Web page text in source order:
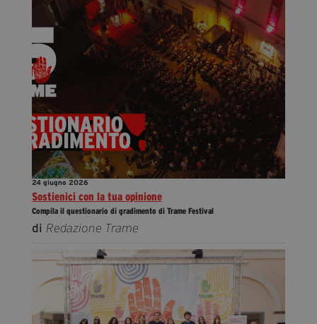
24 giugno 2026
Sostienici con la tua opinione
Compila il questionario di gradimento di Trame Festival
di Redazione Trame